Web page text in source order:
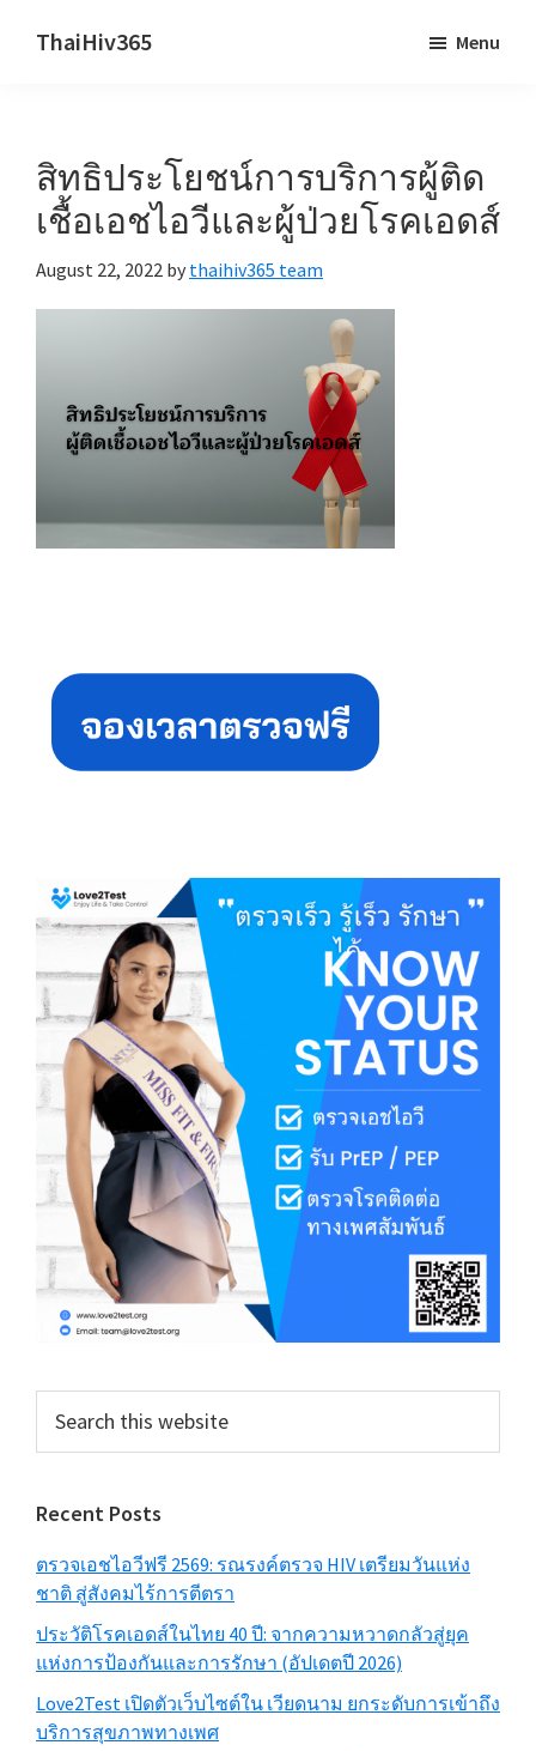
ThaiHiv365
behind.
Menu
สิทธิประโยชน์การบริการผู้ติด
เชื้อเอชไอวีและผู้ป่วยโรคเอดส์
August 22, 2022 by thaihiv365 team
Sidebar
this
Recent Posts
ตรวจเอชไอวีฟรี 2569: รณรงค์ตรวจ HIV เตรียมวันแห่ง
ชาติ สู่สังคมไร้การตีตรา
ประวัติโรคเอดส์ในไทย 40 ปี: จากความหวาดกลัวสู่ยุค
แห่งการป้องกันและการรักษา (อัปเดตปี 2026)
Love2Test เปิดตัวเว็บไซต์ใน เวียดนาม ยกระดับการเข้าถึง
บริการสุขภาพทางเพศ